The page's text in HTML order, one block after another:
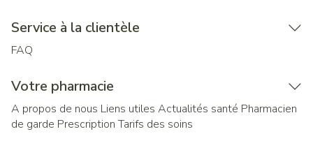
Service à la clientèle
FAQ
Votre pharmacie
A propos de nous Liens utiles Actualités santé Pharmacien
de garde Prescription Tarifs des soins